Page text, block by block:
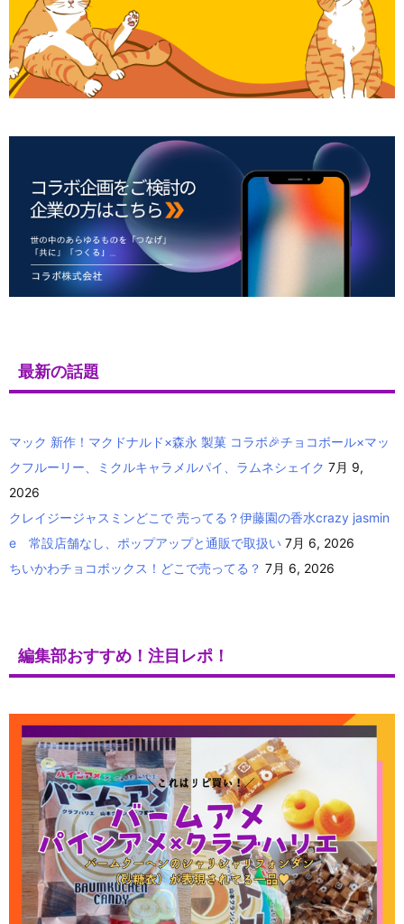
最新の話題
マック 新作！マクドナルド×森永 製菓 コラボ🎉チョコボール×マッ
クフルーリー、ミクルキャラメルパイ、ラムネシェイク 7月 9,
2026
クレイジージャスミンどこで 売ってる？伊藤園の香水crazy jasmin
e 常設店舗なし、ポップアップと通販で取扱い 7月 6, 2026
ちいかわチョコボックス！どこで売ってる？ 7月 6, 2026
編集部おすすめ！注目レポ！